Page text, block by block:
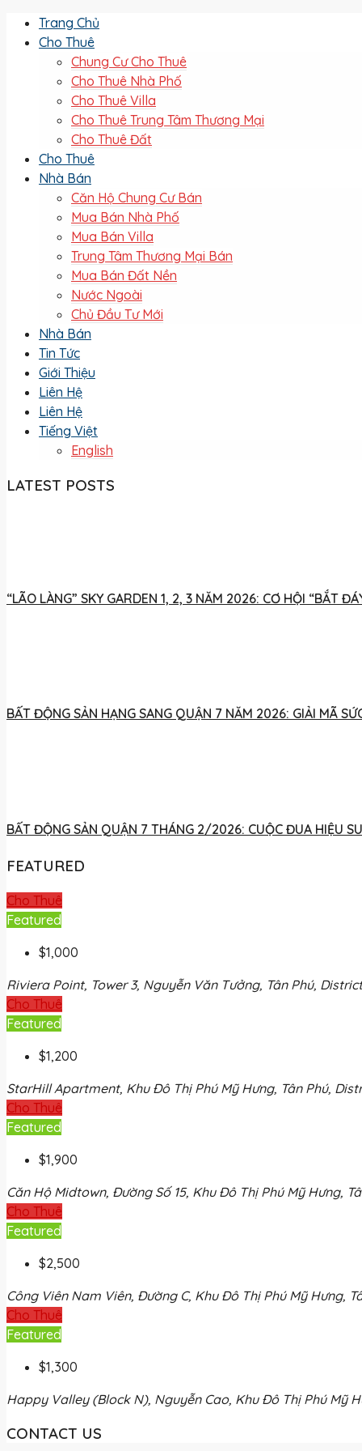
Trang Chủ
Cho Thuê
Chung Cư Cho Thuê
Cho Thuê Nhà Phố
Cho Thuê Villa
Cho Thuê Trung Tâm Thương Mại
Cho Thuê Đất
Cho Thuê
Nhà Bán
Căn Hộ Chung Cư Bán
Mua Bán Nhà Phố
Mua Bán Villa
Trung Tâm Thương Mại Bán
Mua Bán Đất Nền
Nước Ngoài
Chủ Đầu Tư Mới
Nhà Bán
Tin Tức
Giới Thiệu
Liên Hệ
Liên Hệ
Tiếng Việt
English
LATEST POSTS
“LÃO LÀNG” SKY GARDEN 1, 2, 3 NĂM 2026: CƠ HỘI “BẮT
BẤT ĐỘNG SẢN HẠNG SANG QUẬN 7 NĂM 2026: GIẢI MÃ
BẤT ĐỘNG SẢN QUẬN 7 THÁNG 2/2026: CUỘC ĐUA HIỆU
FEATURED
Cho Thuê
Featured
$1,000
Riviera Point, Tower 3, Nguyễn Văn Tưởng, Tân Phú,
Cho Thuê
Featured
$1,200
StarHill Apartment, Khu Đô Thị Phú Mỹ Hưng, Tân Phú,
Cho Thuê
Featured
$1,900
Căn Hộ Midtown, Đường Số 15, Khu Đô Thị Phú Mỹ Hưng,
Cho Thuê
Featured
$2,500
Công Viên Nam Viên, Đường C, Khu Đô Thị Phú Mỹ Hưng,
Cho Thuê
Featured
$1,300
Happy Valley (Block N), Nguyễn Cao, Khu Đô Thị Phú Mỹ
CONTACT US